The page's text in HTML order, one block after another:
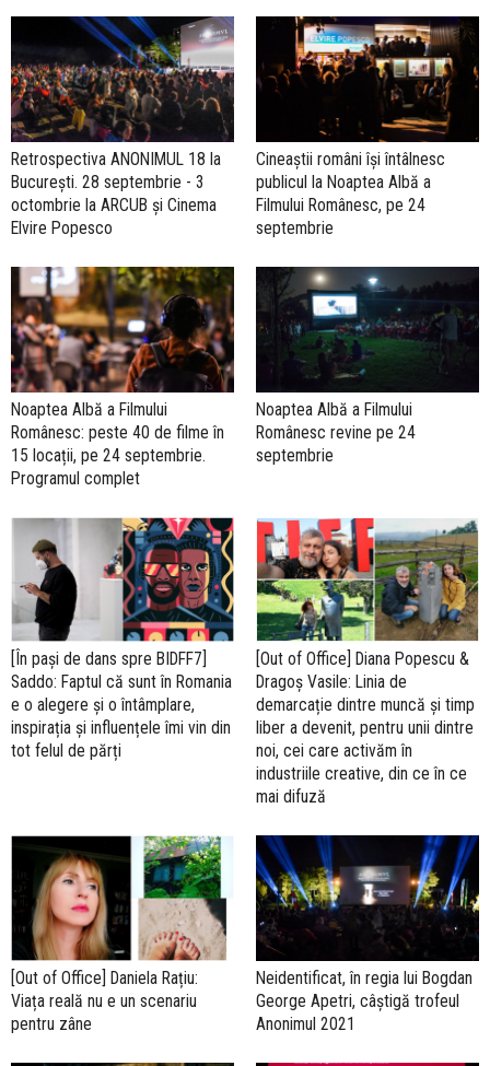
Retrospectiva ANONIMUL 18 la
București. 28 septembrie - 3
octombrie la ARCUB și Cinema
Elvire Popesco
Cineaștii români își întâlnesc
publicul la Noaptea Albă a
Filmului Românesc, pe 24
septembrie
Noaptea Albă a Filmului
Românesc: peste 40 de filme în
15 locații, pe 24 septembrie.
Programul complet
Noaptea Albă a Filmului
Românesc revine pe 24
septembrie
[În pași de dans spre BIDFF7]
Saddo: Faptul că sunt în Romania
e o alegere și o întâmplare,
inspirația și influențele îmi vin din
tot felul de părți
[Out of Office] Diana Popescu &
Dragoș Vasile: Linia de
demarcație dintre muncă și timp
liber a devenit, pentru unii dintre
noi, cei care activăm în
industriile creative, din ce în ce
mai difuză
[Out of Office] Daniela Rațiu:
Viața reală nu e un scenariu
pentru zâne
Neidentificat, în regia lui Bogdan
George Apetri, câștigă trofeul
Anonimul 2021